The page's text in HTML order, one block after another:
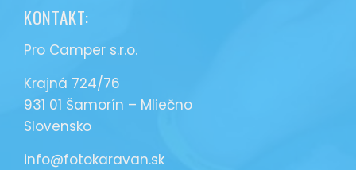
KONTAKT:
Pro Camper s.r.o.
Krajná 724/76
931 01 Šamorín – Mliečno
Slovensko
info@fotokaravan.sk